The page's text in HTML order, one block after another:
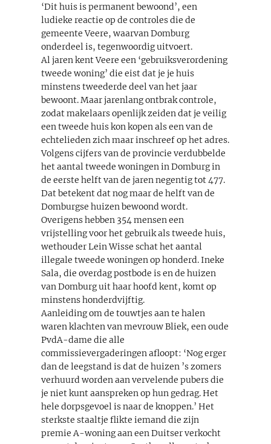
‘Dit huis is permanent bewoond’, een
ludieke reactie op de controles die de
gemeente Veere, waarvan Domburg
onderdeel is, tegenwoordig uitvoert.
Al jaren kent Veere een ‘gebruiksverordening
tweede woning’ die eist dat je je huis
minstens tweederde deel van het jaar
bewoont. Maar jarenlang ontbrak controle,
zodat makelaars openlijk zeiden dat je veilig
een tweede huis kon kopen als een van de
echtelieden zich maar inschreef op het adres.
Volgens cijfers van de provincie verdubbelde
het aantal tweede woningen in Domburg in
de eerste helft van de jaren negentig tot 477.
Dat betekent dat nog maar de helft van de
Domburgse huizen bewoond wordt.
Overigens hebben 354 mensen een
vrijstelling voor het gebruik als tweede huis,
wethouder Lein Wisse schat het aantal
illegale tweede woningen op honderd. Ineke
Sala, die overdag postbode is en de huizen
van Domburg uit haar hoofd kent, komt op
minstens honderdvijftig.
Aanleiding om de touwtjes aan te halen
waren klachten van mevrouw Bliek, een oude
PvdA-dame die alle
commissievergaderingen afloopt: ‘Nog erger
dan de leegstand is dat de huizen ’s zomers
verhuurd worden aan vervelende pubers die
je niet kunt aanspreken op hun gedrag. Het
hele dorpsgevoel is naar de knoppen.’ Het
sterkste staaltje flikte iemand die zijn
premie A-woning aan een Duitser verkocht